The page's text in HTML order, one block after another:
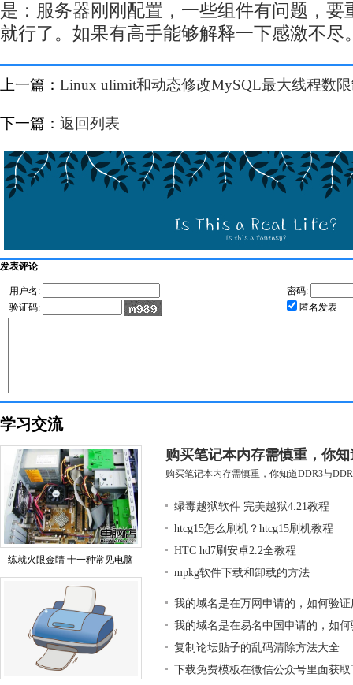
是：服务器刚刚配置，一些组件有问题，要
就行了。如果有高手能够解释一下感激不尽
上一篇： Linux ulimit和动态修改MySQL最大线程数
下一篇： 返回列表
发表评论
用户名:
密码:
验证码:
匿名发表
学习交流
练就火眼金睛 十一种常见电脑
购买笔记本内存需慎重，你
购买笔记本内存需慎重，你知道DDR3与
绿毒越狱软件 完美越狱4.21教程
htcg15怎么刷机？htcg15刷机教程
HTC hd7刷安卓2.2全教程
mpkg软件下载和卸载的方法
我的域名是在万网申请的，如何验
我的域名是在易名中国申请的，如
复制论坛贴子的乱码清除方法大全
下载免费模板在微信公众号里面获